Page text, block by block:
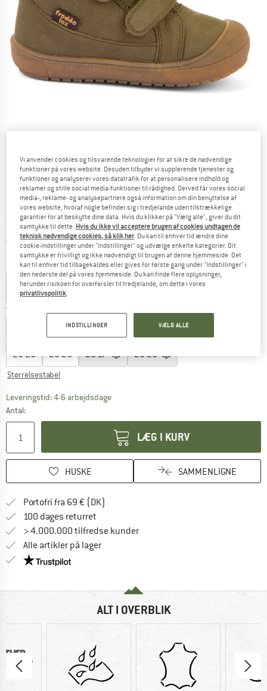
Pris:
fra 84,95€ inkl. moms.
KR635,07
Gratis forsendelse(DK)Danmark. Oplysninger om
Farve:Olive
Vælg en størrelse:
EU20 EU EU23
EU25 EU26 EU27 EU28
Størrelsestabel
Leveringstid: 4-6 arbejdsdageLinket åbnes i en infoboks og indeholder
Antal:
LÆG I KURV
HUSKE SAMMENLIGNE
Portofri fra 69 € (DK)
100 dages returret
> 4.000.000 tilfredse kunder
Alle artikler på lager
Vi er Trustpilot-certificeret - oplysningerne får du
ALT I OVERBLIK
Vi anvender cookies og tilsvarende teknologier for at sikre de nødvendige
funktioner på vores website. Desuden tilbyder vi supplerende tjenester og
funktioner og analyserer vores datatrafik for at personalisere indhold og
reklamer og stille social media-funktioner til rådighed. Derved får vores social
media-, reklame- og analysepartnere også information om din benyttelse af
vores website, hvoraf nogle befinder sig i tredjelande uden tilstrækkelige
garantier for at beskytte dine data. Hvis du klikker på "Vælg alle", giver du dit
samtykke til dette. Hvis du ikke vil acceptere brugen af cookies undtagen de
teknisk nødvendige cookies, så klik her . Du kan til enhver tid ændre dine
cookie-indstillinger under "Indstillinger" og udvælge enkelte kategorier. Dit
samtykke er frivilligt og ikke nødvendigt til brugen af denne hjemmeside. Det
kan til enhver tid tilbagekaldes eller gives for første gang under "Indstillinger" i
den nederste del på vores hjemmeside. Du kan finde flere oplysninger,
herunder risikoen for overførsler til tredjelande, om dette i vores
privatlivspolitik
INDSTILLINGER VÆLG ALLE